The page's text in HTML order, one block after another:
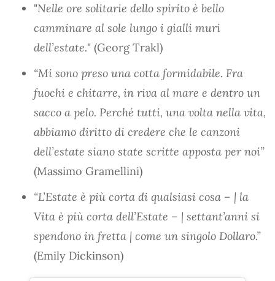
"Nelle ore solitarie dello spirito è bello
camminare al sole lungo i gialli muri
dell’estate." (Georg Trakl)
“Mi sono preso una cotta formidabile. Fra
fuochi e chitarre, in riva al mare e dentro un
sacco a pelo. Perché tutti, una volta nella vita,
abbiamo diritto di credere che le canzoni
dell’estate siano state scritte apposta per noi”
(Massimo Gramellini)
“L’Estate è più corta di qualsiasi cosa – | la
Vita è più corta dell’Estate – | settant’anni si
spendono in fretta | come un singolo Dollaro.”
(Emily Dickinson)